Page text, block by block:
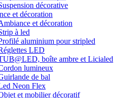
décorative
et décoration
et décoration
à led
aluminium pour stripled
LED
boîte ambre et Licialed
lumineux
de bal
Neon Flex
et mobilier décoratif